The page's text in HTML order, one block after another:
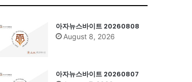
아자뉴스바이트 20260808
August 8, 2026
아자뉴스바이트 20260807